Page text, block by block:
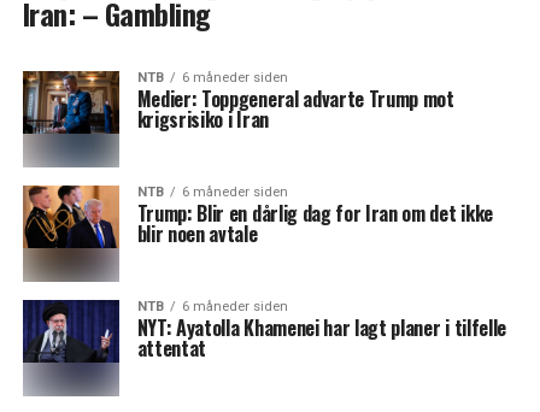
Iran: – Gambling
NTB 6 måneder siden
Medier: Toppgeneral advarte Trump mot
krigsrisiko i Iran
NTB 6 måneder siden
Trump: Blir en dårlig dag for Iran om det ikke
blir noen avtale
NTB 6 måneder siden
NYT: Ayatolla Khamenei har lagt planer i tilfelle
attentat